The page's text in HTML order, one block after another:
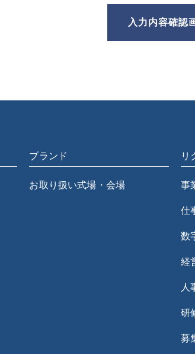
ブランド
お取り扱い式場・会場
リ
事
仕
数
経
人
研
募